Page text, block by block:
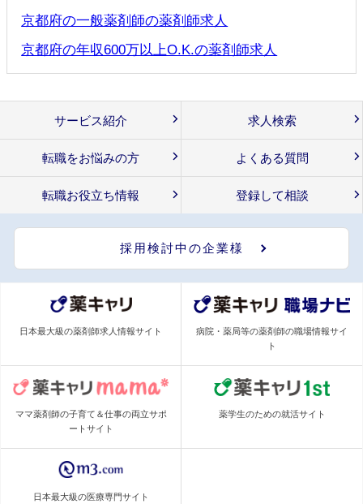
京都府の一般薬剤師の薬剤師求人
京都府の年収600万以上O.K.の薬剤師求人
サービス紹介 求人検索
転職をお悩みの方 よくある質問
転職お役立ち情報 登録して相談
採用検討中の企業様
日本最大級の薬剤師求人情報サイト
病院・薬局等の薬剤師の職場情報サイ
ト
ママ薬剤師の子育て＆仕事の両立サポ
ートサイト
薬学生のための就活サイト
日本最大級の医療専門サイト